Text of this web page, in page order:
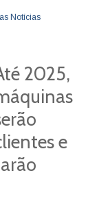
Notícias
2025,
e